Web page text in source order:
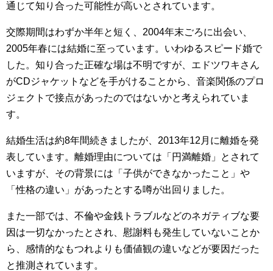
通じて知り合った可能性が高いとされています。
交際期間はわずか半年と短く、2004年末ごろに出会い、
2005年春には結婚に至っています。いわゆるスピード婚で
した。知り合った正確な場は不明ですが、エドツワキさん
がCDジャケットなどを手がけることから、音楽関係のプロ
ジェクトで接点があったのではないかと考えられていま
す。
結婚生活は約8年間続きましたが、2013年12月に離婚を発
表しています。離婚理由については「円満離婚」とされて
いますが、その背景には「子供ができなかったこと」や
「性格の違い」があったとする噂が出回りました。
また一部では、不倫や金銭トラブルなどのネガティブな要
因は一切なかったとされ、慰謝料も発生していないことか
ら、感情的なもつれよりも価値観の違いなどが要因だった
と推測されています。